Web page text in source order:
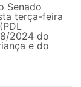
Senado
terça-feira
2024 do
e do